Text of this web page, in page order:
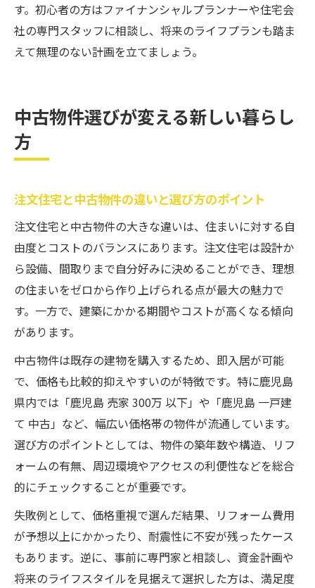
す。初心者の方はファイナンシャルプランナーや住宅会
社の専門スタッフに相談し、将来のライフプランも踏ま
えて無理のない計画を立てましょう。
中古物件選びが変える新しい暮らし
方
注文住宅と中古物件の違いと選び方のポイント
注文住宅と中古物件の大きな違いは、住まいに対する自
由度とコストのバランスにあります。注文住宅は設計か
ら設備、間取りまで自分好みに決めることができ、理想
の住まいをゼロから作り上げられる点が最大の魅力で
す。一方で、建築にかかる期間やコストが高くなる傾向
があります。
中古物件は既存の建物を購入するため、即入居が可能
で、価格も比較的抑えやすいのが特徴です。特に鹿児島
県内では「鹿児島 売家 300万 以下」や「鹿児島 一戸建
て 中古」など、幅広い価格帯の物件が流通しています。
選び方のポイントとしては、物件の築年数や構造、リフ
ォームの有無、周辺環境やアクセスの利便性などを総合
的にチェックすることが重要です。
失敗例として、価格重視で選んだ結果、リフォーム費用
が予想以上にかかったり、耐震性に不安が残ったケース
もあります。逆に、事前に専門家と相談し、資金計画や
将来のライフスタイルを見据えて選択した方は、満足度